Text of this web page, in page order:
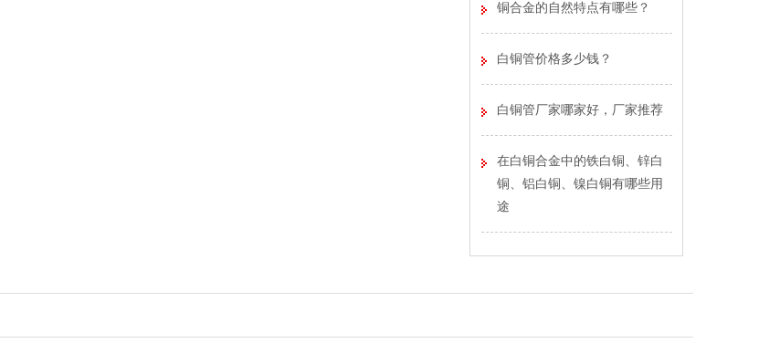
铜合金的自然特点有哪些？
白铜管价格多少钱？
白铜管厂家哪家好，厂家推荐
在白铜合金中的铁白铜、锌白
铜、铝白铜、镍白铜有哪些用
途